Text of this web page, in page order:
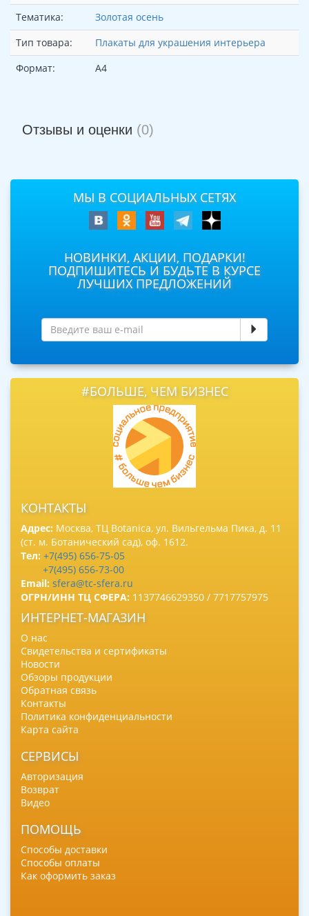
Тематика:
Золотая осень
Тип товара:
Плакаты для украшения интерьера
Формат:
А4
Отзывы и оценки (0)
МЫ В СОЦИАЛЬНЫХ СЕТЯХ
НОВИНКИ, АКЦИИ, ПОДАРКИ!
ПОДПИШИТЕСЬ И БУДЬТЕ В КУРСЕ
ЛУЧШИХ ПРЕДЛОЖЕНИЙ
#БОЛЬШЕ, ЧЕМ БИЗНЕС
КОНТАКТЫ
Адрес: Москва, ТЦ Botanica, ул. Вильгельма Пика, д. 11
(ст. м. Ботанический сад), оф. 1612.
Тел: +7(495) 656-75-05
+7(495) 656-73-00
Email: sfera@tc-sfera.ru
ОГРН/ИНН ТЦ СФЕРА: 1137746629350 / 7717757975
ИНТЕРНЕТ-МАГАЗИН
О нас
Свидетельства и сертификаты
Новости
Обзоры продукции
Обратная связь
Контакты
Политика конфиденциальности
Карта сайта
СЕРВИСЫ
Авторизация
Возврат
Видео
ПОМОЩЬ
Способы доставки
Способы оплаты
Как оформить заказ